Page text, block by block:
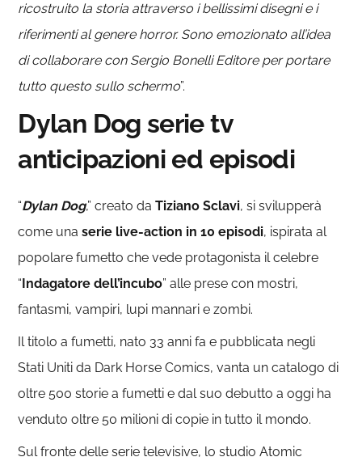
ricostruito la storia attraverso i bellissimi disegni e i
riferimenti al genere horror. Sono emozionato all’idea
di collaborare con Sergio Bonelli Editore per portare
tutto questo sullo schermo”.
Dylan Dog serie tv
anticipazioni ed episodi
“Dylan Dog,” creato daTiziano Sclavi, si svilupperà
come unaserie live-action in 10 episodi, ispirata al
popolare fumetto che vede protagonista il celebre
“Indagatore dell’incubo” alle prese con mostri,
fantasmi, vampiri, lupi mannari e zombi.
Il titolo a fumetti, nato 33 anni fa e pubblicata negli
Stati Uniti da Dark Horse Comics, vanta un catalogo di
oltre 500 storie a fumetti e dal suo debutto a oggi ha
venduto oltre 50 milioni di copie in tutto il mondo.
Sul fronte delle serie televisive, lo studio Atomic